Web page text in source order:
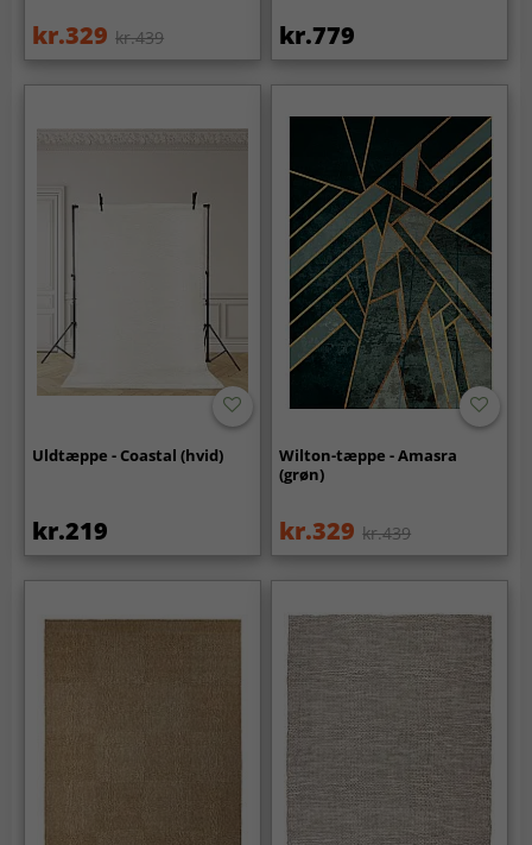
kr.329 kr.439 kr.779
Uldtæppe - Coastal (hvid)
kr.219
Wilton-tæppe - Amasra
(grøn)
kr.329 kr.439